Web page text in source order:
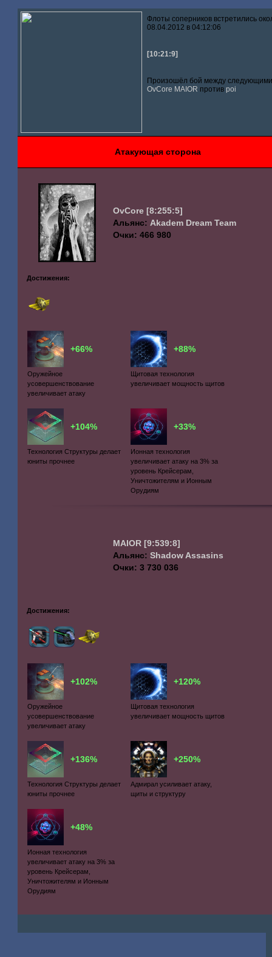
Флоты соперников встретились
08.04.2012 в 04:12:06
[10:21:9]
Произошёл бой между
OvCore MAIOR противpoi
Атакующая сторона
OvCore [8:255:5]
Альянс: Akadem Dream Team
Очки: 466 980
Достижения:
+66%
Оружейное
усовершенствование
увеличивает атаку
+88%
Щитовая технология
увеличивает мощность щитов
+104%
Технология Структуры делает
юниты прочнее
+33%
Ионная технология
увеличивает атаку на 3% за
уровень Крейсерам,
Уничтожителям и Ионным
Орудиям
MAIOR [9:539:8]
Альянс:Shadow Assasins
Очки: 3 730 036
Достижения:
+102%
Оружейное
усовершенствование
увеличивает атаку
+120%
Щитовая технология
увеличивает мощность щитов
+136%
Технология Структуры делает
юниты прочнее
+250%
Адмирал усиливает атаку,
щиты и структуру
+48%
Ионная технология
увеличивает атаку на 3% за
уровень Крейсерам,
Уничтожителям и Ионным
Орудиям